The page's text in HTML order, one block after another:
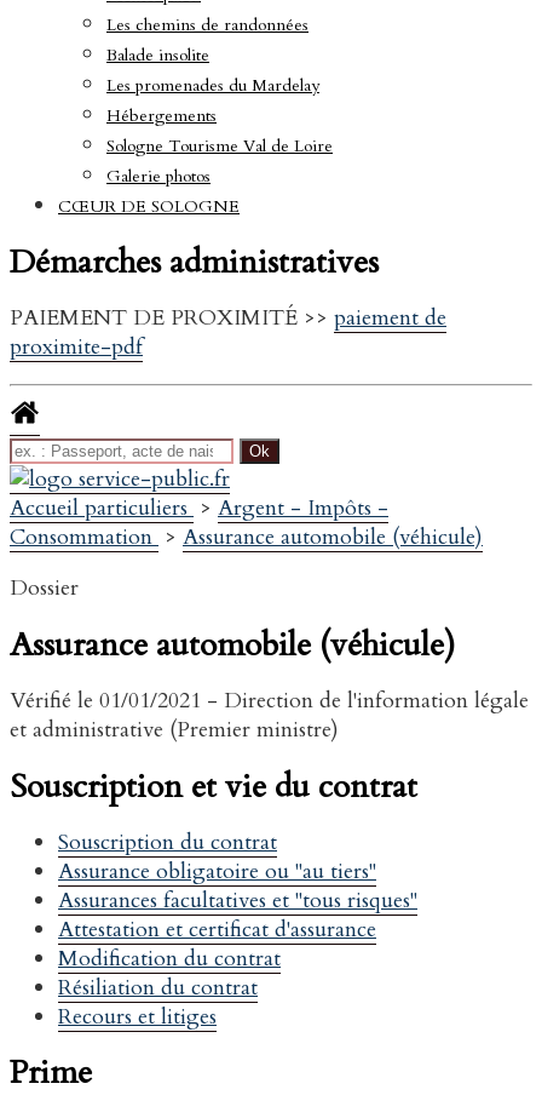
Les chemins de randonnées
Balade insolite
Les promenades du Mardelay
Hébergements
Sologne Tourisme Val de Loire
Galerie photos
CŒUR DE SOLOGNE
Démarches administratives
PAIEMENT DE PROXIMITÉ >> paiement de
proximite-pdf
Accueil particuliers > Argent - Impôts -
Consommation > Assurance automobile (véhicule)
Dossier
Assurance automobile (véhicule)
Vérifié le 01/01/2021 - Direction de l'information légale
et administrative (Premier ministre)
Souscription et vie du contrat
Souscription du contrat
Assurance obligatoire ou "au tiers"
Assurances facultatives et "tous risques"
Attestation et certificat d'assurance
Modification du contrat
Résiliation du contrat
Recours et litiges
Prime